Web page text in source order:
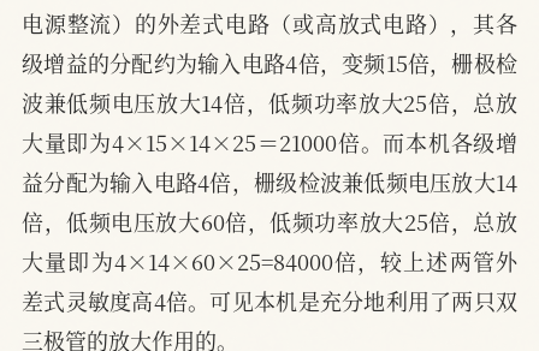
电源整流）的外差式电路（或高放式电路），其各
级增益的分配约为输入电路4倍，变频15倍，栅极检
波兼低频电压放大14倍，低频功率放大25倍，总放
大量即为4×15×14×25＝21000倍。而本机各级增
益分配为输入电路4倍，栅级检波兼低频电压放大14
倍，低频电压放大60倍，低频功率放大25倍，总放
大量即为4×14×60×25=84000倍，较上述两管外
差式灵敏度高4倍。可见本机是充分地利用了两只双
三极管的放大作用的。